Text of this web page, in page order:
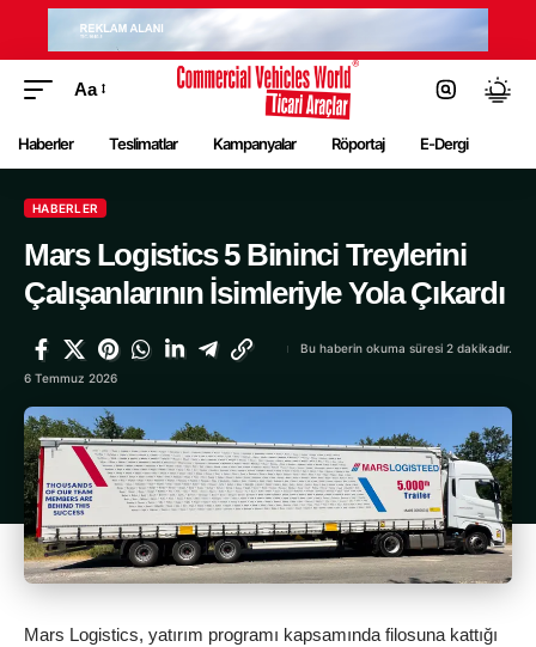
Aa
Haberler Teslimatlar Kampanyalar Röportaj E-Dergi
HABERLER
Mars Logistics 5 Bininci Treylerini
Çalışanlarının İsimleriyle Yola Çıkardı
6 Temmuz 2026
Bu haberin okuma süresi 2 dakikadır.
Mars Logistics, yatırım programı kapsamında filosuna kattığı